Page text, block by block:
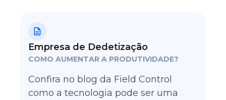
Empresa de Dedetização
COMO AUMENTAR A PRODUTIVIDADE?
Confira no blog da Field Control
como a tecnologia pode ser uma